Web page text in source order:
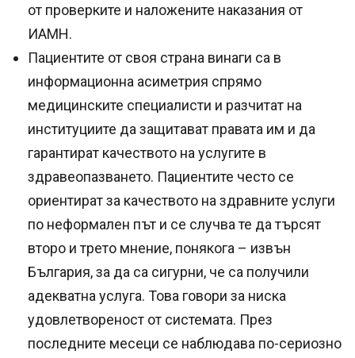
от проверките и наложените наказания от
ИАМН.
Пациентите от своя страна винаги са в
информационна асиметрия спрямо
медицинските специалисти и разчитат на
институциите да защитават правата им и да
гарантират качеството на услугите в
здравеопазването. Пациентите често се
ориентират за качеството на здравните услуги
по неформален път и се случва те да търсят
второ и трето мнение, понякога – извън
България, за да са сигурни, че са получили
адекватна услуга. Това говори за ниска
удовлетвореност от системата. През
последните месеци се наблюдава по-сериозно